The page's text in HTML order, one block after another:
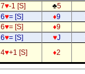
♣5
7♥-1 [S]
♦9
6♥= [S]
♦9
6♥= [S]
♥J
6♥= [S]
♦2
4♥+1 [S]